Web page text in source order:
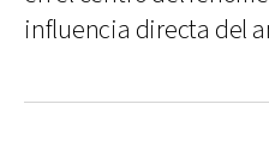
influencia directa del